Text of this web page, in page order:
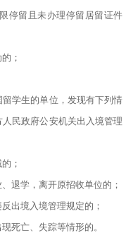
停留且未办理停留居留证件
；
学生的单位，发现有下列情
民政府公安机关出入境管理
；
退学，离开原招收单位的；
出境入境管理规定的；
死亡、失踪等情形的。